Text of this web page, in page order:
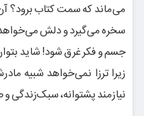
می‌ماند که سمت کتاب برود؟
سخره می‌گیرد و دلش می‌خواهد
جسم و فکر غرق شود! شاید بتوان
زیرا ترزا نمی‌خواهد شبیه
نیازمند پشتوانه،